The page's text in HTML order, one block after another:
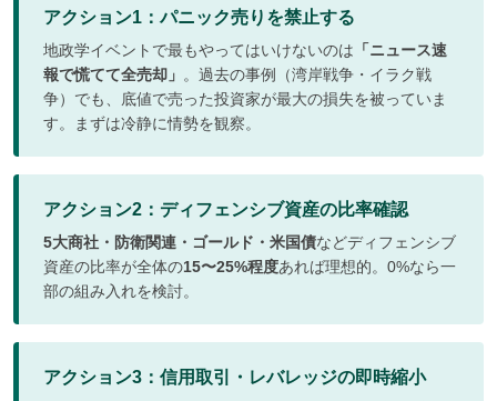
アクション1：パニック売りを禁止する
地政学イベントで最もやってはいけないのは 「ニュース速
報で慌てて全売却」 。過去の事例（湾岸戦争・イラク戦
争）でも、底値で売った投資家が最大の損失を被っていま
す。まずは冷静に情勢を観察。
アクション2：ディフェンシブ資産の比率確認
5大商社・防衛関連・ゴールド・米国債などディフェンシブ
資産の比率が全体の15〜25%程度あれば理想的。0%なら一
部の組み入れを検討。
アクション3：信用取引・レバレッジの即時縮小